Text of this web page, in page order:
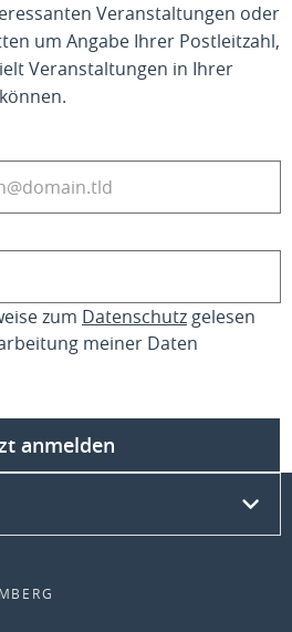
Veranstaltungen oder
um Angabe Ihrer Postleitzahl,
Veranstaltungen in Ihrer
zum Datenschutz gelesen
meiner Daten
anmelden